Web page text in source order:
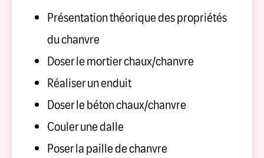
Présentation théorique des propriétés
du chanvre
Doser le mortier chaux/chanvre
Réaliser un enduit
Doser le béton chaux/chanvre
Couler une dalle
Poser la paille de chanvre